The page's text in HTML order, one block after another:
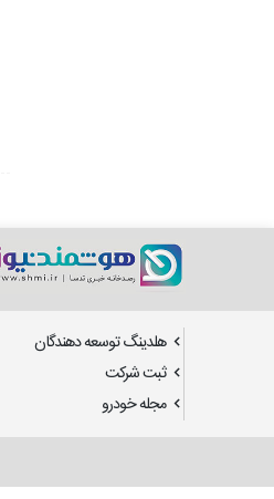
هلدینگ توسعه دهندگان
ثبت شرکت
مجله خودرو